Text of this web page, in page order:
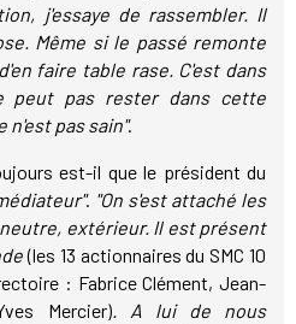
j'essaye de rassembler. Il
Même si le passé remonte
faire table rase. C'est dans
peut pas rester dans cette
pas sain".
est-il que le président du
. "On s'est attaché les
extérieur. Il est présent
(les 13 actionnaires du SMC 10
: Fabrice Clément, Jean-
Mercier). A lui de nous